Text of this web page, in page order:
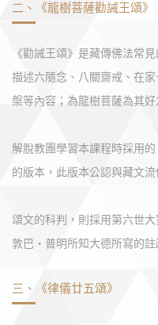
二、《龍樹菩薩勸誡王頌》
《勸誡王頌》是藏傳佛法常
描述六隨念、八關齋戒、在
槃等內容；為龍樹菩薩為其
解脫教團學習本課程時採用
的版本，此版本公認與藏文流
頌文的科判，則採用第六世
敦巴‧普明所知大德所寫的註
三、《律儀廿五頌》